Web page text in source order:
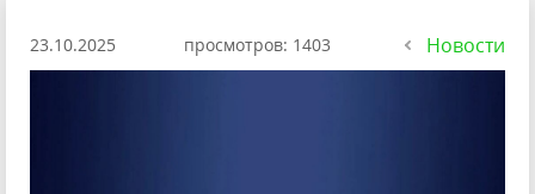
23.10.2025 просмотров: 1403 Новости